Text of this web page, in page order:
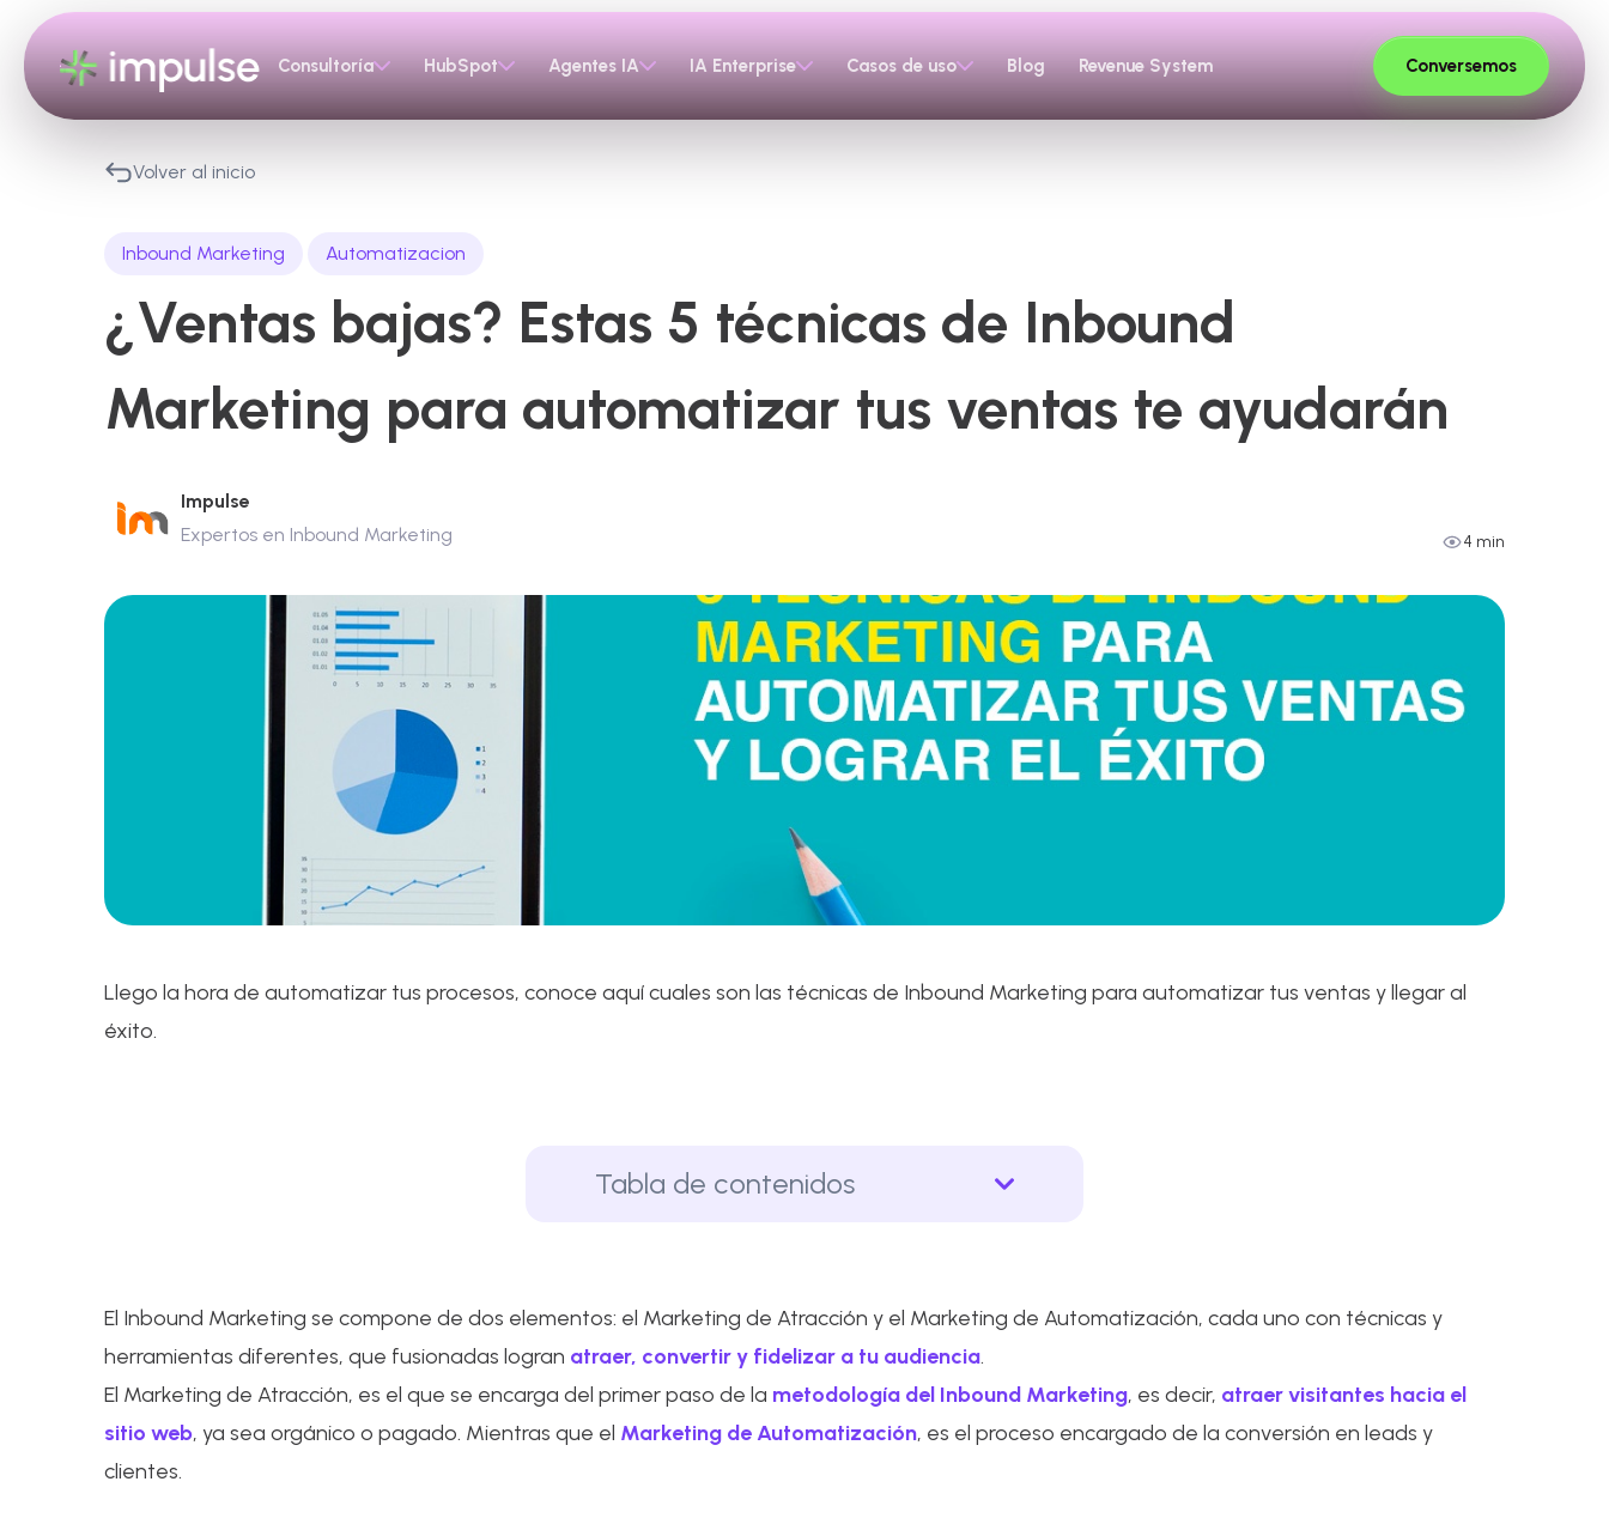
Consultoría HubSpot Agentes IA IA Enterprise Casos de uso Blog Revenue System Conversemos
Volver al inicio
Inbound Marketing Automatizacion
¿Ventas bajas? Estas 5 técnicas de Inbound
Marketing para automatizar tus ventas te ayudarán
Impulse
Expertos en Inbound Marketing
4 min
Llego la hora de automatizar tus procesos, conoce aquí cuales son las técnicas de Inbound Marketing para automatizar tus ventas y llegar al
éxito.
Tabla de contenidos
El Inbound Marketing se compone de dos elementos: el Marketing de Atracción y el Marketing de Automatización, cada uno con técnicas y
herramientas diferentes, que fusionadas logran atraer, convertir y fidelizar a tu audiencia.
El Marketing de Atracción, es el que se encarga del primer paso de la metodología del Inbound Marketing, es decir, atraer visitantes hacia el
sitio web, ya sea orgánico o pagado. Mientras que el Marketing de Automatización, es el proceso encargado de la conversión en leads y
clientes.